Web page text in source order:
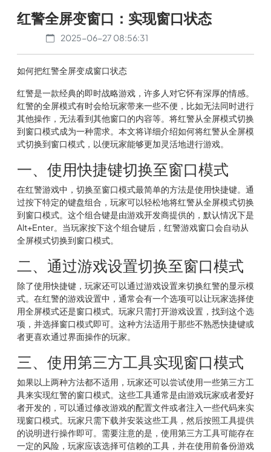
红警全屏变窗口：实现窗口状态
2025-06-27 08:56:31
如何把红警全屏变成窗口状态
红警是一款经典的即时战略游戏，许多人对它怀有深厚的情感。
红警的全屏模式有时会给玩家带来一些不便，比如无法同时进行
其他操作，无法看到其他窗口的内容等。将红警从全屏模式切换
到窗口模式成为一种需求。本文将详细介绍如何将红警从全屏模
式切换到窗口模式，以便玩家能够更加灵活地进行游戏。
一、使用快捷键切换至窗口模式
在红警游戏中，切换至窗口模式最简单的方法是使用快捷键。通
过按下特定的键盘组合，玩家可以轻松地将红警从全屏模式切换
到窗口模式。这个组合键是由游戏开发商提供的，默认情况下是
Alt+Enter。当玩家按下这个组合键后，红警游戏窗口会自动从
全屏模式切换到窗口模式。
二、通过游戏设置切换至窗口模式
除了使用快捷键，玩家还可以通过游戏设置来切换红警的显示模
式。在红警的游戏设置中，通常会有一个选项可以让玩家选择使
用全屏模式还是窗口模式。玩家只需打开游戏设置，找到这个选
项，并选择窗口模式即可。这种方法适用于那些不熟悉快捷键或
者更喜欢通过界面操作的玩家。
三、使用第三方工具实现窗口模式
如果以上两种方法都不适用，玩家还可以尝试使用一些第三方工
具来实现红警的窗口模式。这些工具通常是由游戏玩家或者爱好
者开发的，可以通过修改游戏的配置文件或者注入一些代码来实
现窗口模式。玩家只需下载并安装这些工具，然后按照工具提供
的说明进行操作即可。需要注意的是，使用第三方工具可能存在
一定的风险，玩家应该选择可信赖的工具，并在使用前备份游戏